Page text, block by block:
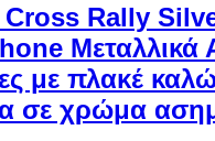
Cross Rally
Μεταλλικά
με πλακέ
σε χρώμα